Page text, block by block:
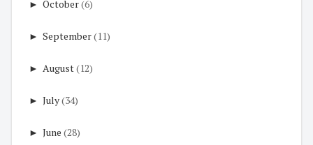
► October(6)
► September(11)
► August(12)
► July(34)
► June (28)